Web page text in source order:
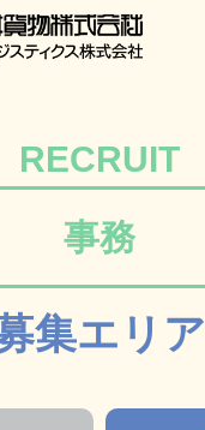
RECRUIT
事務
集エリア